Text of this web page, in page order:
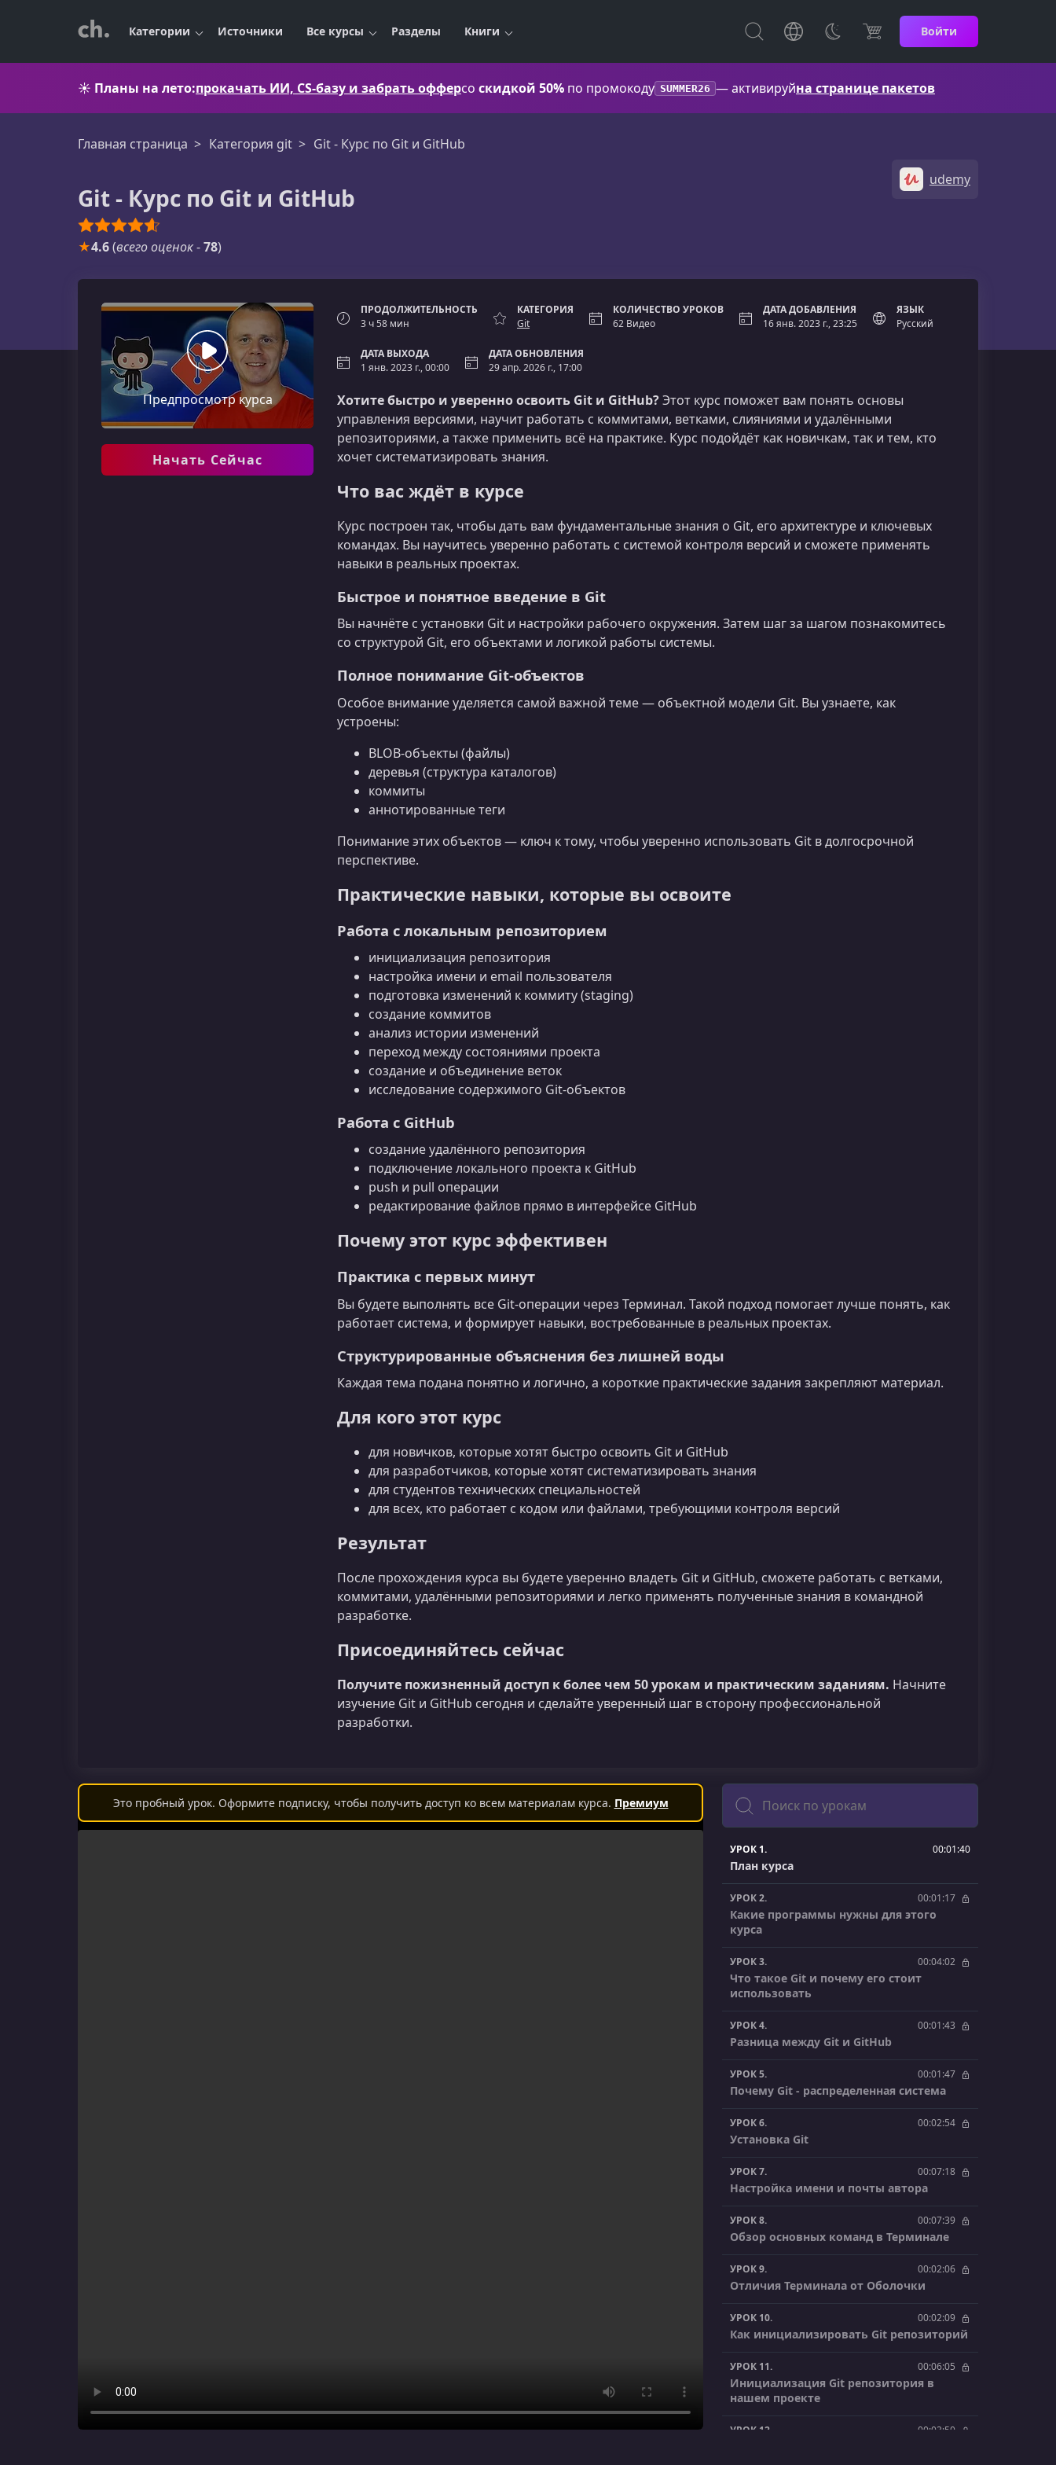
Категории Источники Все курсы Разделы Книги Войти
☀️ Планы на лето:прокачать ИИ, CS-базу и забрать офферсо скидкой 50% по промокоду SUMMER26 — активируйна странице пакетов
Главная страница Категория git Git - Курс по Git и GitHub
Git - Курс по Git и GitHub
udemy
★4.6(всего оценок-78)
Предпросмотр курса
Начать Сейчас
ПРОДОЛЖИТЕЛЬНОСТЬ
3 ч 58 мин
КАТЕГОРИЯ
Git
КОЛИЧЕСТВО УРОКОВ
62 Видео
ДАТА ДОБАВЛЕНИЯ
16 янв. 2023 г., 23:25
ЯЗЫК
Русский
ДАТА ВЫХОДА
1 янв. 2023 г., 00:00
ДАТА ОБНОВЛЕНИЯ
29 апр. 2026 г., 17:00
Хотите быстро и уверенно освоить Git и GitHub?Этот курс поможет вам понять основы
управления версиями, научит работать с коммитами, ветками, слияниями и удалёнными
репозиториями, а также применить всё на практике. Курс подойдёт как новичкам, так и тем, кто
хочет систематизировать знания.
Что вас ждёт в курсе
Курс построен так, чтобы дать вам фундаментальные знания о Git, его архитектуре и ключевых
командах. Вы научитесь уверенно работать с системой контроля версий и сможете применять
навыки в реальных проектах.
Быстрое и понятное введение в Git
Вы начнёте с установки Git и настройки рабочего окружения. Затем шаг за шагом познакомитесь
со структурой Git, его объектами и логикой работы системы.
Полное понимание Git-объектов
Особое внимание уделяется самой важной теме — объектной модели Git. Вы узнаете, как
устроены:
BLOB-объекты (файлы)
деревья (структура каталогов)
коммиты
аннотированные теги
Понимание этих объектов — ключ к тому, чтобы уверенно использовать Git в долгосрочной
перспективе.
Практические навыки, которые вы освоите
Работа с локальным репозиторием
инициализация репозитория
настройка имени и email пользователя
подготовка изменений к коммиту (staging)
создание коммитов
анализ истории изменений
переход между состояниями проекта
создание и объединение веток
исследование содержимого Git-объектов
Работа с GitHub
создание удалённого репозитория
подключение локального проекта к GitHub
push и pull операции
редактирование файлов прямо в интерфейсе GitHub
Почему этот курс эффективен
Практика с первых минут
Вы будете выполнять все Git‑операции через Терминал. Такой подход помогает лучше понять, как
работает система, и формирует навыки, востребованные в реальных проектах.
Структурированные объяснения без лишней воды
Каждая тема подана понятно и логично, а короткие практические задания закрепляют материал.
Для кого этот курс
для новичков, которые хотят быстро освоить Git и GitHub
для разработчиков, которые хотят систематизировать знания
для студентов технических специальностей
для всех, кто работает с кодом или файлами, требующими контроля версий
Результат
После прохождения курса вы будете уверенно владеть Git и GitHub, сможете работать с ветками,
коммитами, удалёнными репозиториями и легко применять полученные знания в командной
разработке.
Присоединяйтесь сейчас
Получите пожизненный доступ к более чем 50 урокам и практическим заданиям. Начните
изучение Git и GitHub сегодня и сделайте уверенный шаг в сторону профессиональной
разработки.
Это пробный урок. Оформите подписку, чтобы получить доступ ко всем материалам курса. Премиум
Поиск
УРОК 1. 00:01:40
План курса
УРОК 2. 00:01:17
Какие программы нужны для этого
курса
УРОК 3. 00:04:02
Что такое Git и почему его стоит
использовать
УРОК 4. 00:01:43
Разница между Git и GitHub
УРОК 5. 00:01:47
Почему Git - распределенная система
УРОК 6. 00:02:54
Установка Git
УРОК 7. 00:07:18
Настройка имени и почты автора
УРОК 8. 00:07:39
Обзор основных команд в Терминале
УРОК 9. 00:02:06
Отличия Терминала от Оболочки
УРОК 10. 00:02:09
Как инициализировать Git репозиторий
УРОК 11. 00:06:05
Инициализация Git репозитория в
нашем проекте
УРОК 12. 00:03:50